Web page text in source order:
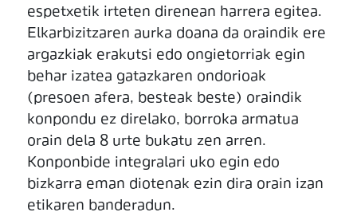
espetxetik irteten direnean harrera egitea.
Elkarbizitzaren aurka doana da oraindik ere
argazkiak erakutsi edo ongietorriak egin
behar izatea gatazkaren ondorioak
(presoen afera, besteak beste) oraindik
konpondu ez direlako, borroka armatua
orain dela 8 urte bukatu zen arren.
Konponbide integralari uko egin edo
bizkarra eman diotenak ezin dira orain izan
etikaren banderadun.